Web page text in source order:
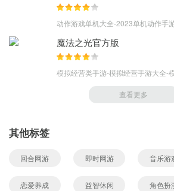
动作游戏单机大全-2023单机动作手
魔法之光官方版
模拟经营类手游-模拟经营手游大全-
查看更多
其他标签
回合网游 即时网游 音乐游
恋爱养成 益智休闲 角色扮